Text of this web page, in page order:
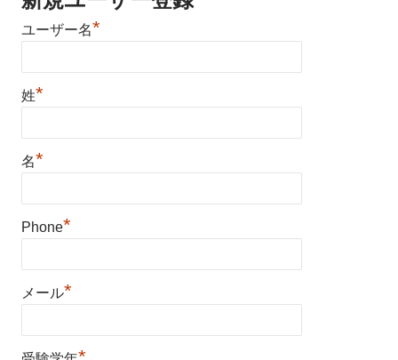
ユーザー名*
姓*
名*
Phone*
メール*